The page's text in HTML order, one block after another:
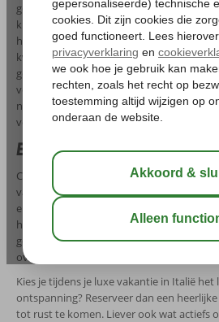
genieten van het adembenemende
kristalheldere water van de Tyrreense
het ‘Premium Selection’ label, wat staat
kwaliteit, gastvrijheid en een hoog
gemakken voorzien om jou een
vooral luxe vakantie te bezorgen. Wil jij
nabij een van de mooiste dorpjes van
voor jou.
Exclusief hotel in Italië
Corendon biedt een goedkope luxe
van Logies & Ontbijt. Verblijf in een van
en geniet van de overheerlijke lokale en
het à-la-carterestaurant. Haal in de bar
geniet vervolgens buiten op het terras
over de helderblauwe zee.
Kies je tijdens je luxe vakantie in Italië het
ontspanning? Reserveer dan een
tot rust te komen. Liever ook wat actiefs